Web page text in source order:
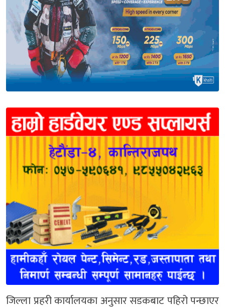
जिल्ला प्रहरी कार्यालयका अनुसार सडकबाट पहिरो पन्छाएर